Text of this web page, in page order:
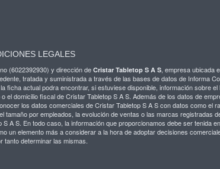
LEGALES
(6022392930) y dirección de Cristar Tabletop S A S , empresa ubicada
tratada y suministrada a través de las bases de datos de Informa
ficha actual podra encontrar, si estuviese disponible, información sobre el
o el domicilio fiscal de Cristar Tabletop S A S. Además de los datos de
los datos comerciales de Cristar Tabletop S A S con datos como el
tamaño por empleados, la evolución de ventas o las marcas registradas
S A S. En todo caso, la información que proporcionamos debe ser tenida
un elemento más a considerar a la hora de adoptar decisiones
tanto determinar las mismas.